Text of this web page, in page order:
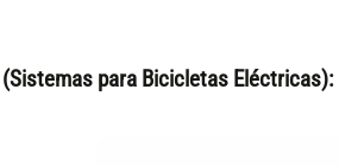
para Bicicletas Eléctricas):